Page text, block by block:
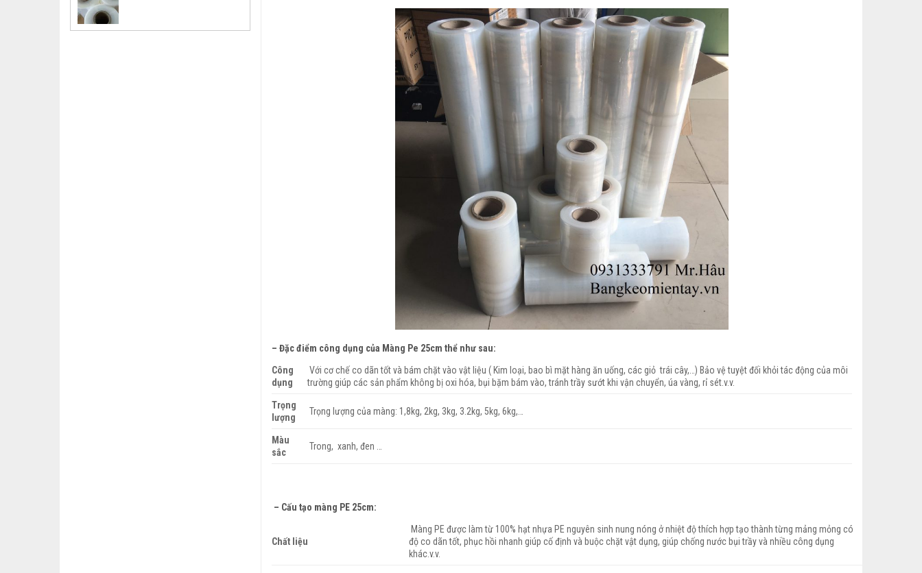
– Đặc điểm công dụng của Màng Pe 25cm thể như sau:
Công
dụng
Với cơ chế co dãn tốt và bám chặt vào vật liệu ( Kim loại, bao bì mặt hàng ăn uống, các giỏ trái cây,…) Bảo vệ tuyệt đối khỏi tác động của môi
trường giúp các sản phẩm không bị oxi hóa, bụi bặm bám vào, tránh trầy sướt khi vận chuyển, úa vàng, rỉ sét.v.v.
Trọng
lượng
Trọng lượng của màng: 1,8kg, 2kg, 3kg, 3.2kg, 5kg, 6kg,…
Màu
sắc
Trong, xanh, đen …
– Cấu tạo màng PE 25cm:
Chất liệu
Màng PE được làm từ 100% hạt nhựa PE nguyên sinh nung nóng ở nhiệt độ thích hợp tạo thành từng mảng mỏng có
độ co dãn tốt, phục hồi nhanh giúp cố định và buộc chặt vật dụng, giúp chống nước bụi trầy và nhiều công dụng
khác.v.v.